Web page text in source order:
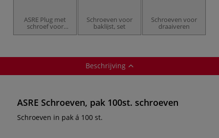
ASRE Plug met
schroef voor
schilderijrails
Schroeven voor
baklijst, set
Schroeven voor
draaiveren
Beschrijving
ASRE Schroeven, pak 100st. schroeven
Schroeven in pak á 100 st.